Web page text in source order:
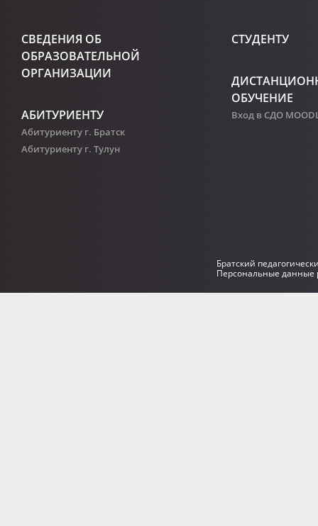
СВЕДЕНИЯ ОБ
ОБРАЗОВАТЕЛЬНОЙ
ОРГАНИЗАЦИИ
АБИТУРИЕНТУ
Абитуриенту г. Братск
Абитуриенту г. Тулун
СТУДЕНТУ
ОБУЧЕНИЕ
Вход в СДО
Братский
Персональные данные